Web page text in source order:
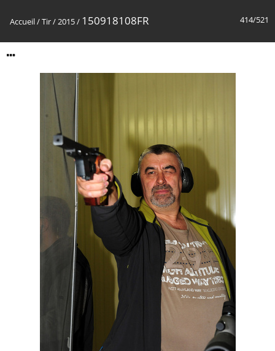
414/521
Accueil/Tir/2015/ 150918108FR